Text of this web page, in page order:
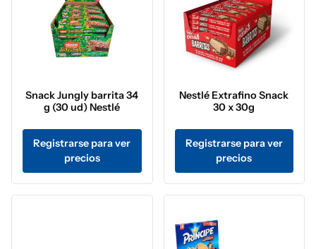
Snack Jungly barrita 34
g (30 ud) Nestlé
Registrarse para ver
precios
Nestlé Extrafino Snack
30 x 30g
Registrarse para ver
precios